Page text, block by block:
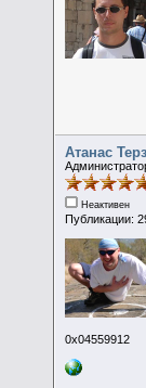
Атанас
Неактивен
Публикации:
0x04559912